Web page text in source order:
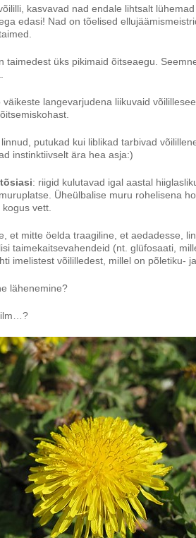
kasvavad nad endale lihtsalt
edasi! Nad on tõelised
taimedest üks pikimaid õitseaegu.
väikeste langevarjudena liikuvaid
putukad kui liblikad tarbivad
instinktiivselt ära hea asja:)
: riigid kulutavad igal aastal
Üheülbalise muru rohelisena
vett.
et mitte öelda traagiline, et aedadesse,
taimekaitsevahendeid (nt. glüfosaati,
imelistest võililledest, millel on põletiku-
lähenemine?